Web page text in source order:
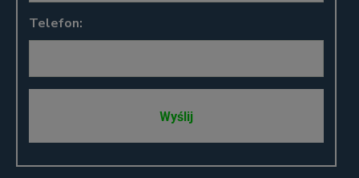
Telefon: